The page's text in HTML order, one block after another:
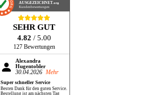
AUSGEZEICHNET .org
Kundenbewertungen
SEHR GUT
4.82 / 5.00
127 Bewertungen
Alexandra
Hugentobler
30.04.2026 Mehr
Super schneller Service
Besten Dank für den guten Service.
Bestellung ist am nächsten Tag